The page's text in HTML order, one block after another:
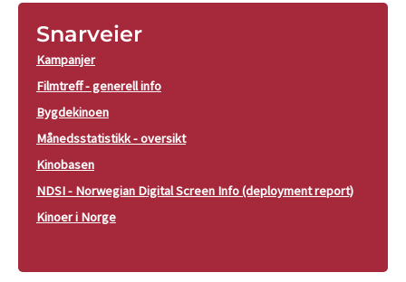
Snarveier
Kampanjer
Filmtreff - generell info
Bygdekinoen
Månedsstatistikk - oversikt
Kinobasen
NDSI - Norwegian Digital Screen Info (deployment report)
Kinoer i Norge